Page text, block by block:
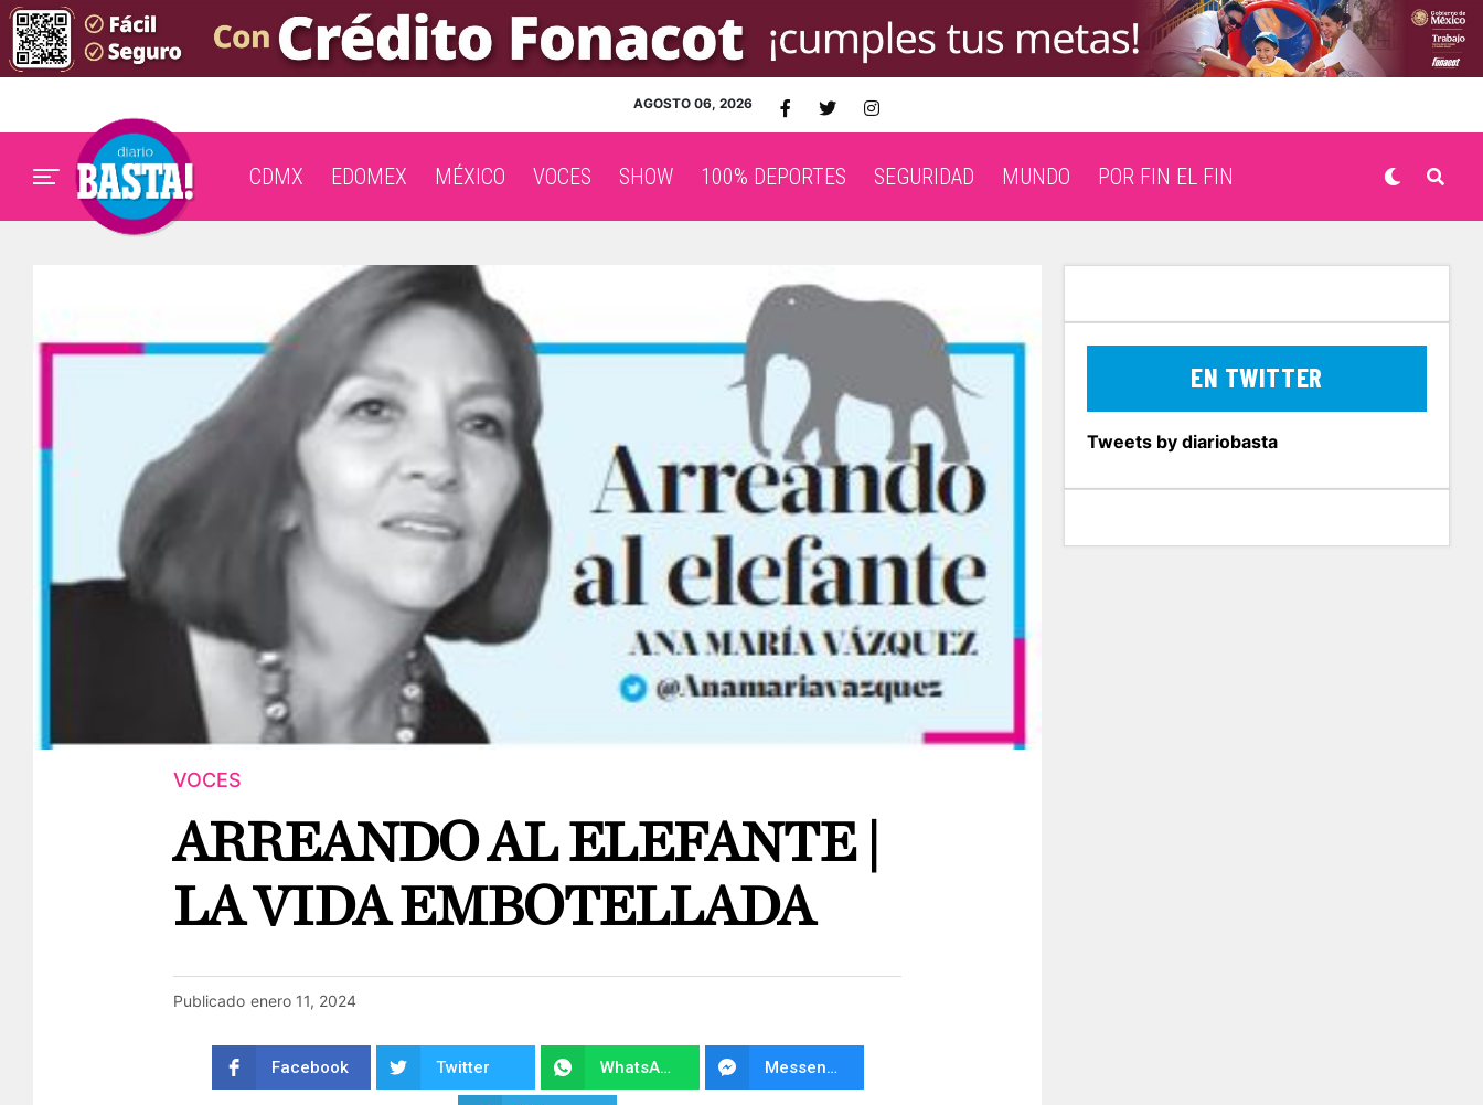
AGOSTO 06, 2026
CDMX EDOMEX MÉXICO VOCES SHOW 100% DEPORTES SEGURIDAD MUNDO POR FIN EL FIN
VOCES
ARREANDO AL ELEFANTE |
LA VIDA EMBOTELLADA
Publicado enero 11, 2024
Facebook Twitter WhatsApp Messenger
EN TWITTER
Tweets by diariobasta